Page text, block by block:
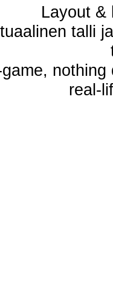
Layout &
talli
real-